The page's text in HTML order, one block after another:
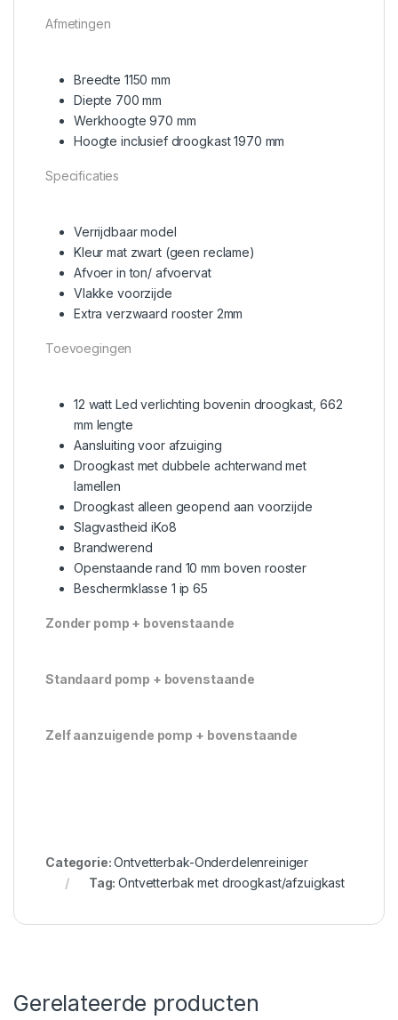
Afmetingen
Breedte 1150 mm
Diepte 700 mm
Werkhoogte 970 mm
Hoogte inclusief droogkast 1970 mm
Specificaties
Verrijdbaar model
Kleur mat zwart (geen reclame)
Afvoer in ton/ afvoervat
Vlakke voorzijde
Extra verzwaard rooster 2mm
Toevoegingen
12 watt Led verlichting bovenin droogkast, 662
mm lengte
Aansluiting voor afzuiging
Droogkast met dubbele achterwand met
lamellen
Droogkast alleen geopend aan voorzijde
Slagvastheid iKo8
Brandwerend
Openstaande rand 10 mm boven rooster
Beschermklasse 1 ip 65
Zonder pomp + bovenstaande
Standaard pomp + bovenstaande
Zelf aanzuigende pomp + bovenstaande
Categorie:Ontvetterbak-Onderdelenreiniger
Tag:Ontvetterbak met droogkast/afzuigkast
Gerelateerde producten